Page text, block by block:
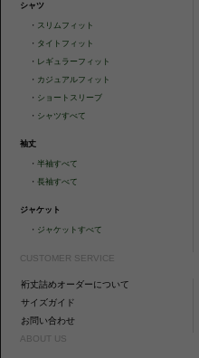
シャツ
・ スリムフィット
・ タイトフィット
・ レギュラーフィット
・ カジュアルフィット
・ ショートスリーブ
・ シャツすべて
袖丈
・半袖すべて
・長袖すべて
ジャケット
・ ジャケットすべて
CUSTOMER SERVICE
裄丈詰めオーダーについて
サイズガイド
お問い合わせ
ABOUT US